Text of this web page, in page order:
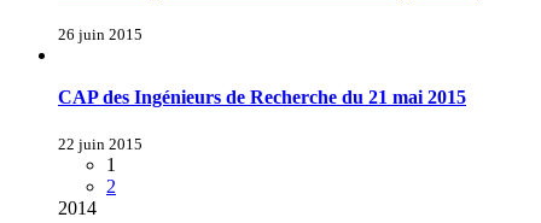
26 juin 2015
CAP des Ingénieurs de Recherche du 21 mai 2015
22 juin 2015
1
2
2014